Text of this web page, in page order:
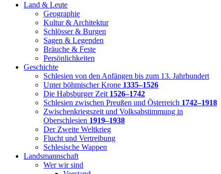
Land & Leute
Geographie
Kultur & Architektur
Schlösser & Burgen
Sagen & Legenden
Bräuche & Feste
Persönlichkeiten
Geschichte
Schlesien von den Anfängen bis zum 13. Jahrhundert
Unter böhmischer Krone 1335–1526
Die Habsburger Zeit 1526–1742
Schlesien zwischen Preußen und Österreich 1742–1918
Zwischenkriegszeit und Volksabstimmung in
Oberschlesien 1919–1938
Der Zweite Weltkrieg
Flucht und Vertreibung
Schlesische Wappen
Landsmannschaft
Wer wir sind